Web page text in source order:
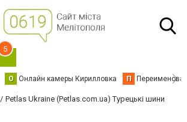
5
О Онлайн камеры Кирилловка П
Petlas Ukraine (Petlas.com.ua) Турецькі шини